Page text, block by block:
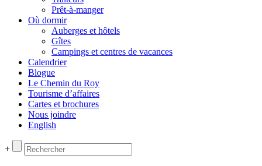
Prêt-à-manger
Où dormir
Auberges et hôtels
Gîtes
Campings et centres de vacances
Calendrier
Blogue
Le Chemin du Roy
Tourisme d’affaires
Cartes et brochures
Nous joindre
English
+